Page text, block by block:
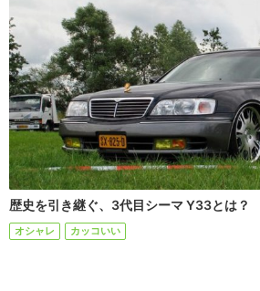
歴史を引き継ぐ、3代目シーマ Y33とは？
オシャレ カッコいい